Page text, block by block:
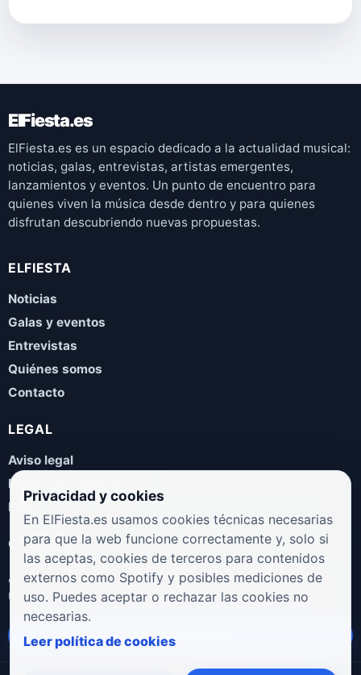
ElFiesta.es
ElFiesta.es es un espacio dedicado a la actualidad musical:
noticias, galas, entrevistas, artistas emergentes,
lanzamientos y eventos. Un punto de encuentro para
quienes viven la música desde dentro y para quienes
disfrutan descubriendo nuevas propuestas.
ELFIESTA
Noticias
Galas y eventos
Entrevistas
Quiénes somos
Contacto
LEGAL
Aviso legal
Política de privacidad
Política de cookies
COLABORA
¿Eres artista, manager, sello o promotor? Envíanos tus
novedades, galas, entrevistas o propuestas musicales.
Enviar propuesta
Privacidad y cookies
En ElFiesta.es usamos cookies técnicas necesarias
para que la web funcione correctamente y, solo si
las aceptas, cookies de terceros para contenidos
externos como Spotify y posibles mediciones de
uso. Puedes aceptar o rechazar las cookies no
necesarias.
Leer política de cookies